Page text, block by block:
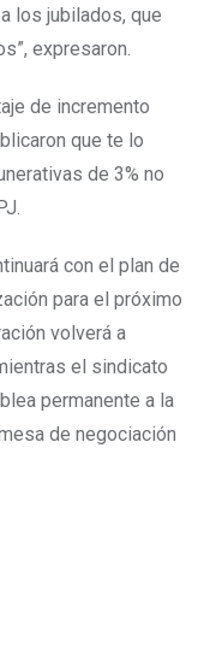
los jubilados, que
expresaron.
de incremento
que te lo
de 3% no
con el plan de
para el próximo
volverá a
el sindicato
permanente a la
de negociación